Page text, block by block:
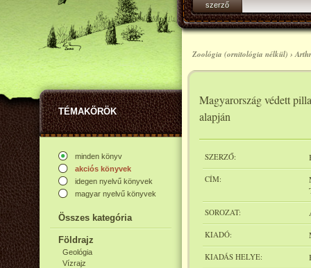
TÉMAKÖRÖK
minden könyv
akciós könyvek
idegen nyelvű könyvek
magyar nyelvű könyvek
Összes kategória
Földrajz
Geológia
Vízrajz
szerző
Zoológia (ornitológia nélkül) ›
Magyarország védett
alapján
SZERZŐ:
CÍM:
SOROZAT:
KIADÓ:
KIADÁS HELYE: